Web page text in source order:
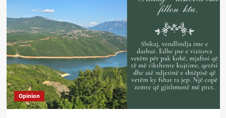
Opinion